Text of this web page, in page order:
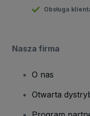
Obsługa
Nasza firma
O nas
Otwarta